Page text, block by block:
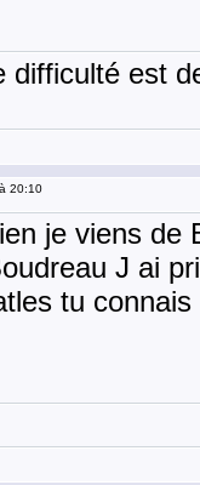
difficulté est
20:10
je viens de
J ai
tu connais